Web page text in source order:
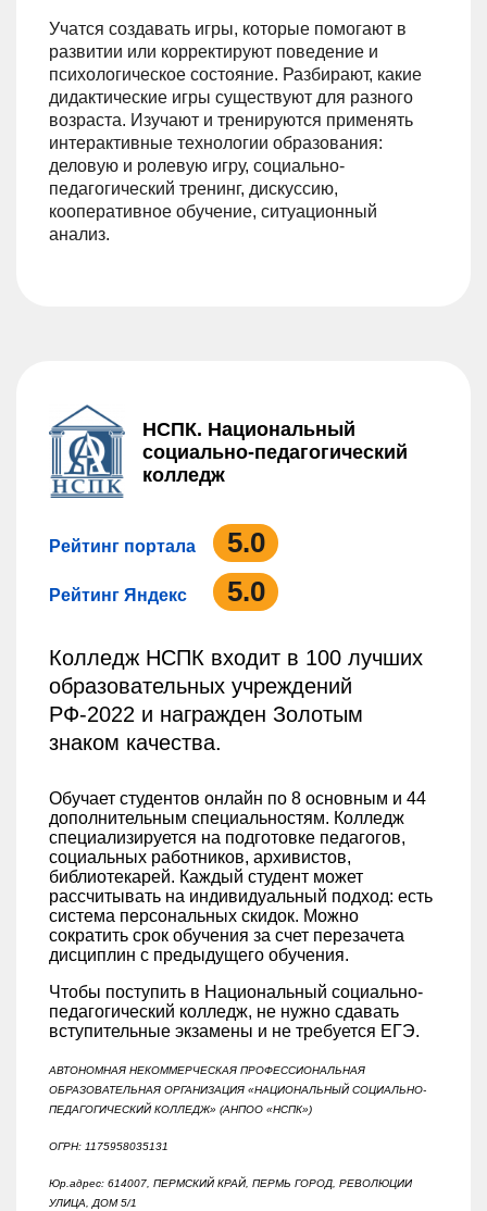
Учатся создавать игры, которые помогают в
развитии или корректируют поведение и
психологическое состояние. Разбирают, какие
дидактические игры существуют для разного
возраста. Изучают и тренируются применять
интерактивные технологии образования:
деловую и ролевую игру, социально-
педагогический тренинг, дискуссию,
кооперативное обучение, ситуационный
анализ.
НСПК. Национальный
социально-педагогический
колледж
Рейтинг портала 5.0
Рейтинг Яндекс 5.0
Колледж НСПК входит в 100 лучших
образовательных учреждений
РФ-2022 и награжден Золотым
знаком качества.
Обучает студентов онлайн по 8 основным и 44
дополнительным специальностям. Колледж
специализируется на подготовке педагогов,
социальных работников, архивистов,
библиотекарей. Каждый студент может
рассчитывать на индивидуальный подход: есть
система персональных скидок. Можно
сократить срок обучения за счет перезачета
дисциплин с предыдущего обучения.
Чтобы поступить в Национальный социально-
педагогический колледж, не нужно сдавать
вступительные экзамены и не требуется ЕГЭ.
АВТОНОМНАЯ НЕКОММЕРЧЕСКАЯ ПРОФЕССИОНАЛЬНАЯ
ОБРАЗОВАТЕЛЬНАЯ ОРГАНИЗАЦИЯ «НАЦИОНАЛЬНЫЙ СОЦИАЛЬНО-
ПЕДАГОГИЧЕСКИЙ КОЛЛЕДЖ» (АНПОО «НСПК»)
ОГРН: 1175958035131
Юр.адрес: 614007, ПЕРМСКИЙ КРАЙ, ПЕРМЬ ГОРОД, РЕВОЛЮЦИИ
УЛИЦА, ДОМ 5/1